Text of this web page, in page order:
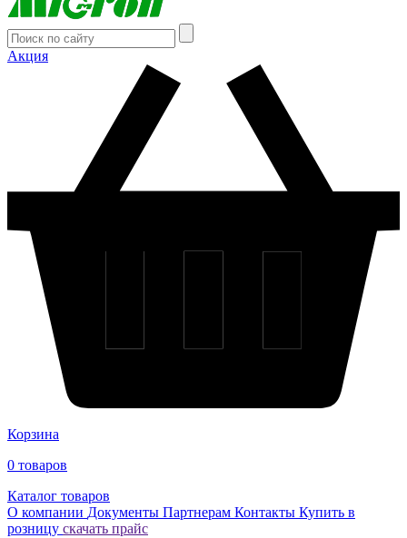
Акция
Корзина
0 товаров
Каталог товаров
О компании Документы Партнерам Контакты Купить в
розницу скачать прайс